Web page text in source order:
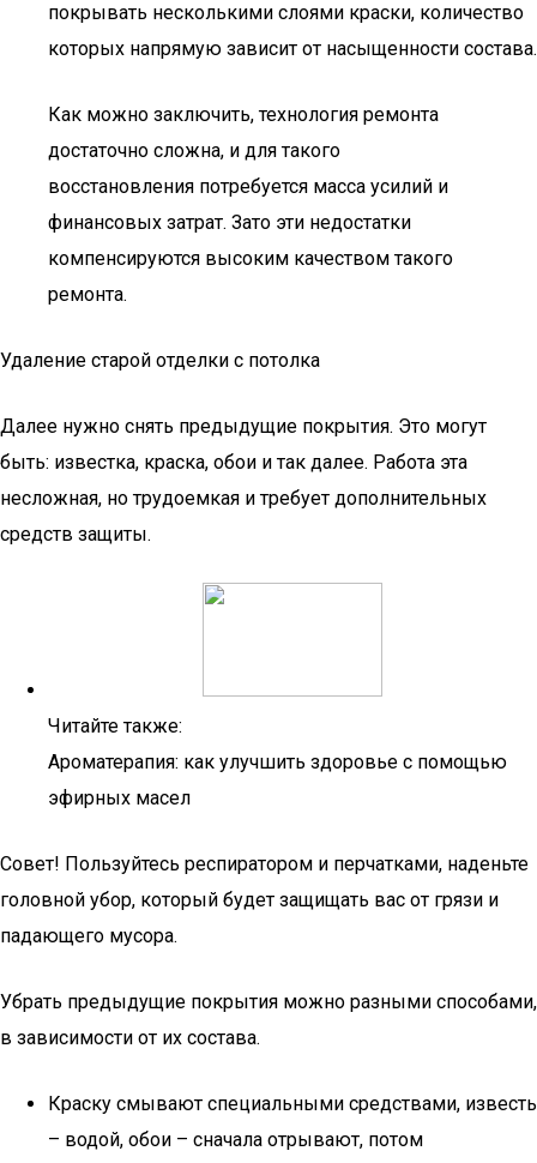
покрывать несколькими слоями краски, количество
которых напрямую зависит от насыщенности состава.
Как можно заключить, технология ремонта
достаточно сложна, и для такого
восстановления потребуется масса усилий и
финансовых затрат. Зато эти недостатки
компенсируются высоким качеством такого
ремонта.
Удаление старой отделки с потолка
Далее нужно снять предыдущие покрытия. Это могут
быть: известка, краска, обои и так далее. Работа эта
несложная, но трудоемкая и требует дополнительных
средств защиты.
Читайте также:
Ароматерапия: как улучшить здоровье с помощью
эфирных масел
Совет! Пользуйтесь респиратором и перчатками, наденьте
головной убор, который будет защищать вас от грязи и
падающего мусора.
Убрать предыдущие покрытия можно разными способами,
в зависимости от их состава.
Краску смывают специальными средствами, известь
– водой, обои – сначала отрывают, потом